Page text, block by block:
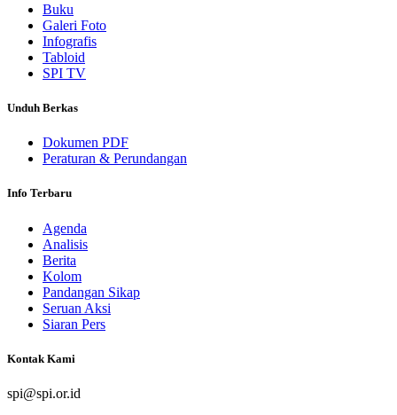
Buku
Galeri Foto
Infografis
Tabloid
SPI TV
Unduh Berkas
Dokumen PDF
Peraturan & Perundangan
Info Terbaru
Agenda
Analisis
Berita
Kolom
Pandangan Sikap
Seruan Aksi
Siaran Pers
Kontak Kami
spi@spi.or.id